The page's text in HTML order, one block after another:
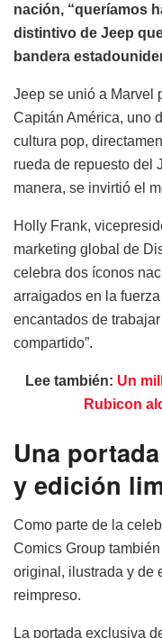
nación, “queríamos
distintivo de Jeep
bandera
Jeep se unió a Marvel
Capitán América, uno
cultura pop,
rueda de repuesto del
manera, se invirtió el
Holly Frank,
marketing global de
celebra dos íconos
arraigados en la
encantados de
compartido”.
Lee también: Un
Rubicon
Una
y edición
Como parte de la
Comics Group
original, ilustrada y de
reimpreso.
La portada exclusiva